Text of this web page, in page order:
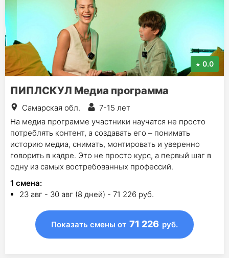
0.0
ПИПЛСКУЛ Медиа программа
Самарская обл.
7-15 лет
На медиа программе участники научатся не просто
потреблять контент, а создавать его – понимать
историю медиа, снимать, монтировать и уверенно
говорить в кадре. Это не просто курс, а первый шаг в
одну из самых востребованных профессий.
1 смена:
23 авг - 30 авг (8 дней) - 71 226 руб.
Показать смены от 71 226 руб.